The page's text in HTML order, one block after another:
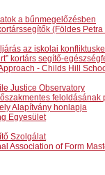
a bűnmegelőzésben
(Földes
az iskolai
kortárs segítő-
- Childs Hill
Justice Observatory
feloldásának
Alapítvány honlapja
Egyesület
Szolgálat
Association of Form